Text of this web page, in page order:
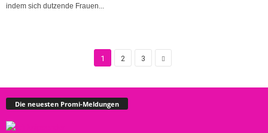
indem sich dutzende Frauen...
1 2 3
Die neuesten Promi-Meldungen